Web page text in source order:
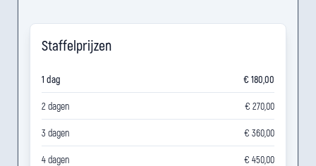
Staffelprijzen
1 dag € 180,00
2 dagen € 270,00
3 dagen € 360,00
4 dagen € 450,00